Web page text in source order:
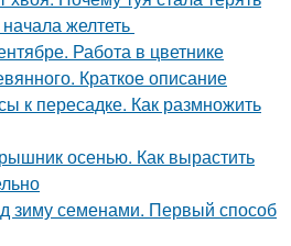
желтеть
Работа в цветнике
Краткое описание
к пересадке. Как размножить
осенью. Как вырастить
зиму семенами. Первый способ